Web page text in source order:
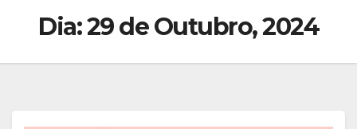
Dia:29 de Outubro, 2024